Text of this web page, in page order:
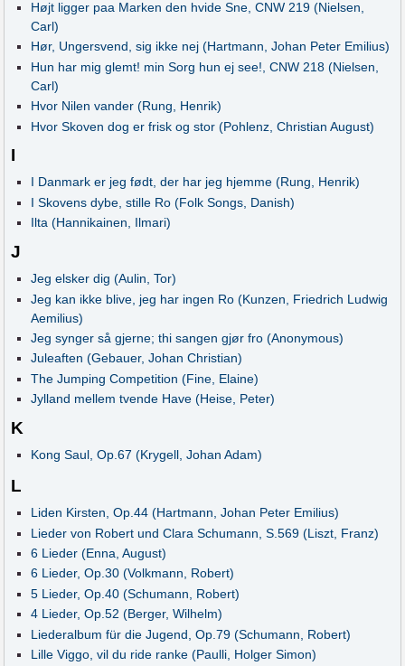
Højt ligger paa Marken den hvide Sne, CNW 219 (Nielsen,
Carl)
Hør, Ungersvend, sig ikke nej (Hartmann, Johan Peter Emilius)
Hun har mig glemt! min Sorg hun ej see!, CNW 218 (Nielsen,
Carl)
Hvor Nilen vander (Rung, Henrik)
Hvor Skoven dog er frisk og stor (Pohlenz, Christian August)
I
I Danmark er jeg født, der har jeg hjemme (Rung, Henrik)
I Skovens dybe, stille Ro (Folk Songs, Danish)
Ilta (Hannikainen, Ilmari)
J
Jeg elsker dig (Aulin, Tor)
Jeg kan ikke blive, jeg har ingen Ro (Kunzen, Friedrich Ludwig
Aemilius)
Jeg synger så gjerne; thi sangen gjør fro (Anonymous)
Juleaften (Gebauer, Johan Christian)
The Jumping Competition (Fine, Elaine)
Jylland mellem tvende Have (Heise, Peter)
K
Kong Saul, Op.67 (Krygell, Johan Adam)
L
Liden Kirsten, Op.44 (Hartmann, Johan Peter Emilius)
Lieder von Robert und Clara Schumann, S.569 (Liszt, Franz)
6 Lieder (Enna, August)
6 Lieder, Op.30 (Volkmann, Robert)
5 Lieder, Op.40 (Schumann, Robert)
4 Lieder, Op.52 (Berger, Wilhelm)
Liederalbum für die Jugend, Op.79 (Schumann, Robert)
Lille Viggo, vil du ride ranke (Paulli, Holger Simon)